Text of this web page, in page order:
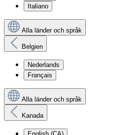
Italiano
Alla länder och språk
Belgien
Nederlands
Français
Alla länder och språk
Kanada